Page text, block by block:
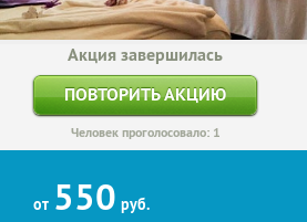
Акция завершилась
ПОВТОРИТЬ АКЦИЮ
Человек проголосовало: 1
от 550 руб.